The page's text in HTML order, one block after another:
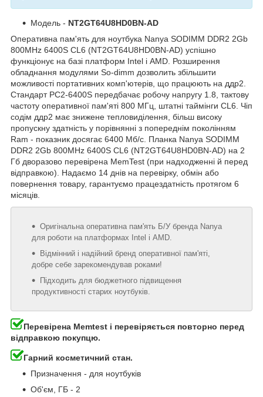
Модель - NT2GT64U8HD0BN-AD
Оперативна пам'ять для ноутбука Nanya SODIMM DDR2 2Gb
800MHz 6400S CL6 (NT2GT64U8HD0BN-AD) успішно
функціонує на базі платформ Intel і AMD. Розширення
обладнання модулями So-dimm дозволить збільшити
можливості портативних комп'ютерів, що працюють на ддр2.
Стандарт PC2-6400S передбачає робочу напругу 1.8, тактову
частоту оперативної пам'яті 800 МГц, штатні таймінги CL6. Чіп
содім ддр2 має знижене тепловиділення, більш високу
пропускну здатність у порівнянні з попереднім поколінням
Ram - показник досягає 6400 Мб/с. Планка Nanya SODIMM
DDR2 2Gb 800MHz 6400S CL6 (NT2GT64U8HD0BN-AD) на 2
Гб дворазово перевірена MemTest (при надходженні й перед
відправкою). Надаємо 14 днів на перевірку, обмін або
повернення товару, гарантуємо працездатність протягом 6
місяців.
Оригінальна оперативна пам'ять Б/У бренда Nanya
для роботи на платформах Intel і AMD.
Відмінний і надійний бренд оперативної пам'яті,
добре себе зарекомендував роками!
Підходить для бюджетного підвищення
продуктивності старих ноутбуків.
Перевірена Memtest і перевіряється повторно перед
відправкою покупцю.
Гарний косметичний стан.
Призначення - для ноутбуків
Об'єм, ГБ - 2